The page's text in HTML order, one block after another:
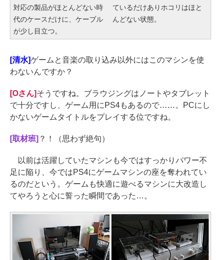
対応の製品がほとんどない時
代のケースだけに、ケーブル
が少し目立つ。
ているだけありホコリはほと
んどない状態。
[清水]ゲームと音楽の取り込み以外にはこのマシンを使
わないんですか？
[Oさん]そうですね。ブラウジングはノートやタブレット
で十分ですし、ゲーム用にPS4もあるので……。PCにし
かないゲームタイトルをプレイする位ですね。
[取材班] ？！（思わず絶句）
以前は活躍していたマシンも今ではすっかりパワー不
足に陥り、今ではPS4にゲームマシンの座を奪われてい
るのだという。ゲームも快適に遊べるマシンに大改造し
てやろうと心に誓った瞬間であった…。